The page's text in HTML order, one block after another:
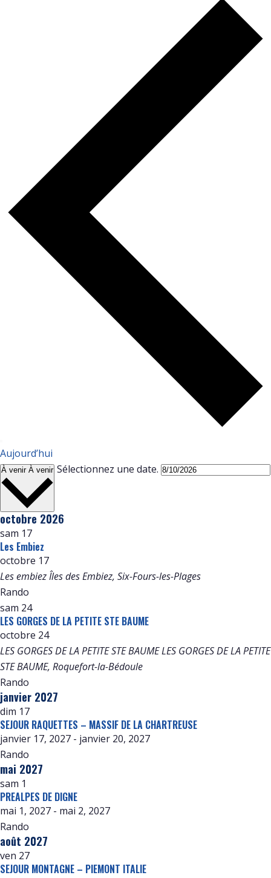
Aujourd’hui
À venir À venir Sélectionnez une date.
octobre 2026
sam 17
Les Embiez
octobre 17
Les embiezÎles des Embiez, Six-Fours-les-Plages
Rando
sam 24
LES GORGES DE LA PETITE STE BAUME
octobre 24
LES GORGES DE LA PETITE STE BAUMELES GORGES DE LA PETITE
STE BAUME, Roquefort-la-Bédoule
Rando
janvier 2027
dim 17
SEJOUR RAQUETTES – MASSIF DE LA CHARTREUSE
janvier 17, 2027 - janvier 20, 2027
Rando
mai 2027
sam 1
PREALPES DE DIGNE
mai 1, 2027 - mai 2, 2027
Rando
août 2027
ven 27
SEJOUR MONTAGNE – PIEMONT ITALIE